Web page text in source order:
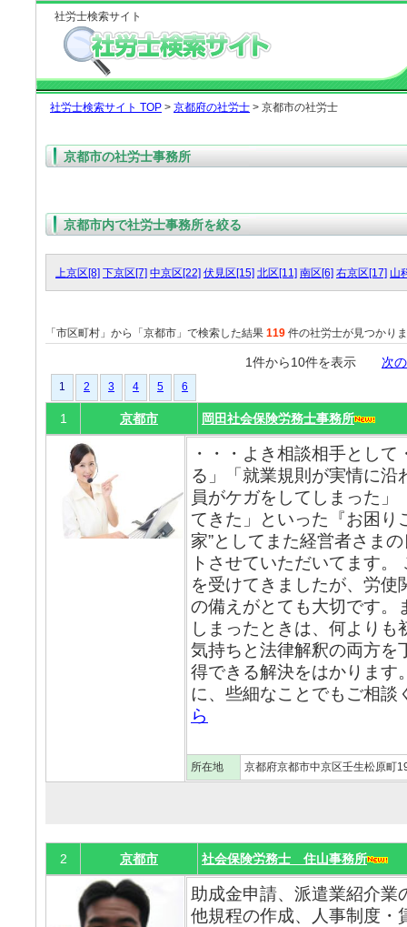
社労士検索サイト
社労士検索サイト TOP > 京都府の社労士 > 京都市の社労士
京都市の社労士事務所
京都市内で社労士事務所を絞る
上京区[8] 下京区[7] 中京区[22] 伏見区[15] 北区[11] 南区[6] 右京区[17] 山
「市区町村」から「京都市」で検索した結果 119 件の社労士が見つかり
1件から10件を表示 次
1 2 3 4 5 6
1 京都市 岡田社会保険労務士事務所
・・・よき相談相手とし
る」「就業規則が実情に沿
員がケガをしてしまった
てきた」といった『お困り
家”としてまた経営者さま
トさせていただいてます
を受けてきましたが、労使
の備えがとても大切です。
しまったときは、何より
気持ちと法律解釈の両方を
得できる解決をはかります
に、些細なことでもご相談
ら
所在地 京都府京都市中京区壬生松原町
2 京都市 社会保険労務士 住山事務所
助成金申請、派遣業紹介
他規程の作成、人事制度・